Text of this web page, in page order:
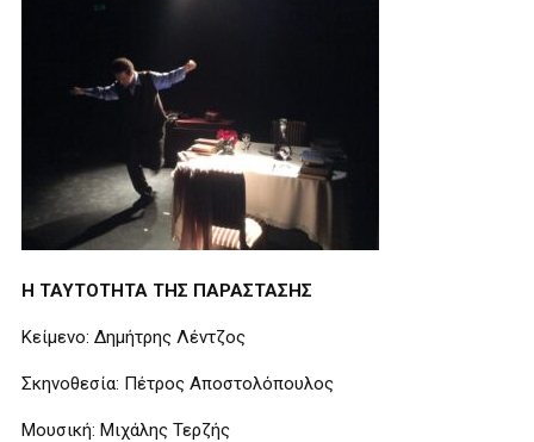
Η ΤΑΥΤΟΤΗΤΑ ΤΗΣ ΠΑΡΑΣΤΑΣΗΣ
Κείμενο: Δημήτρης Λέντζος
Σκηνοθεσία: Πέτρος Αποστολόπουλος
Μουσική: Μιχάλης Τερζής